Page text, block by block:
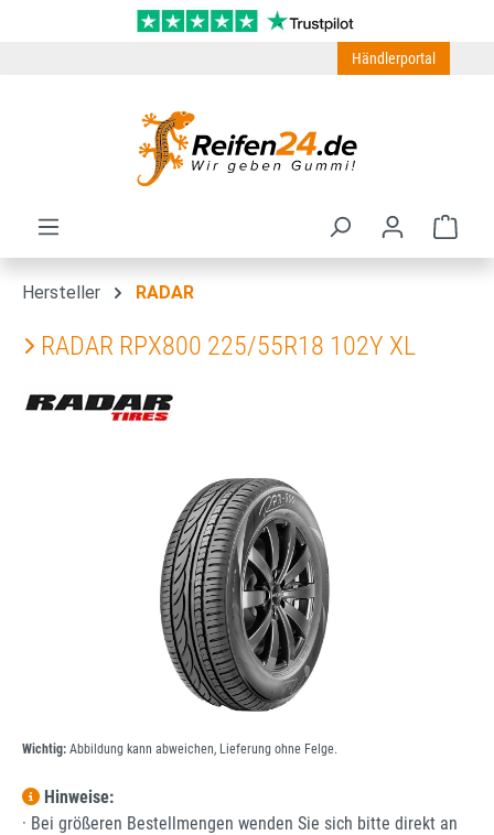
Zum Hauptinhalt springen
Händlerportal
Hersteller RADAR
RADAR RPX800 225/55R18 102Y XL
Bildergalerie überspringen
Wichtig: Abbildung kann abweichen, Lieferung ohne Felge.
Hinweise:
· Bei größeren Bestellmengen wenden Sie sich bitte direkt an